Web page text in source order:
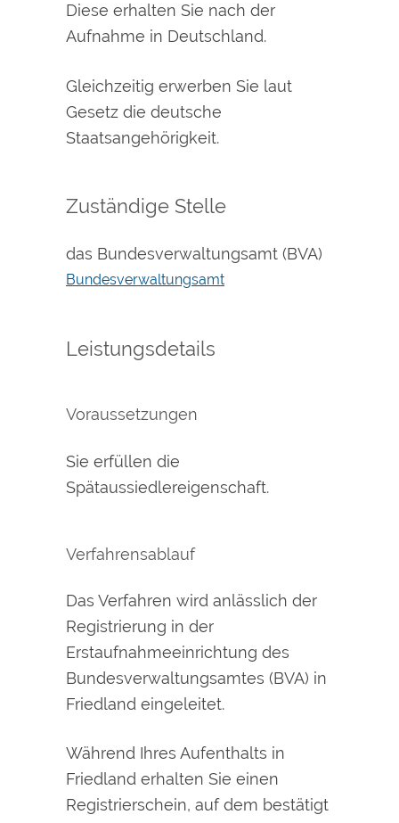
Diese erhalten Sie nach der
Aufnahme in Deutschland.
Gleichzeitig erwerben Sie laut
Gesetz die deutsche
Staatsangehörigkeit.
Zuständige Stelle
das Bundesverwaltungsamt (BVA)
Bundesverwaltungsamt
Leistungsdetails
Voraussetzungen
Sie erfüllen die
Spätaussiedlereigenschaft.
Verfahrensablauf
Das Verfahren wird anlässlich der
Registrierung in der
Erstaufnahmeeinrichtung des
Bundesverwaltungsamtes (BVA) in
Friedland eingeleitet.
Während Ihres Aufenthalts in
Friedland erhalten Sie einen
Registrierschein, auf dem bestätigt